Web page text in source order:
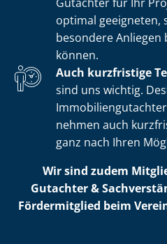
optimal geeigneten,
besondere Anliegen
können.
Auch kurzfristige
sind uns wichtig.
nehmen auch
ganz nach Ihren
Wir sind zudem
Gutachter &
Fördermitglied beim